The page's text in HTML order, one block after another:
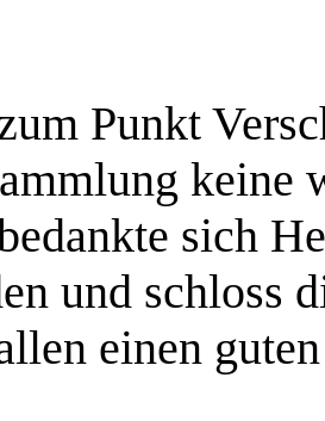
Punkt
keine
sich
und schloss
einen